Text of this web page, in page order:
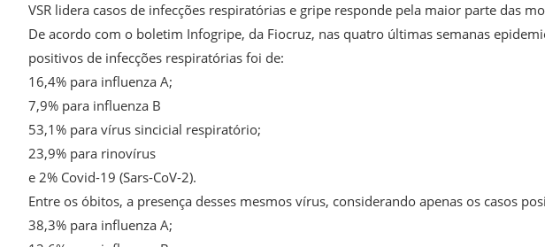
VSR lidera casos de infecções respiratórias e gripe responde pela maior parte das
De acordo com o boletim Infogripe, da Fiocruz, nas quatro últimas semanas
positivos de infecções respiratórias foi de:
16,4% para influenza A;
7,9% para influenza B
53,1% para vírus sincicial respiratório;
23,9% para rinovírus
e 2% Covid-19 (Sars-CoV-2).
Entre os óbitos, a presença desses mesmos vírus, considerando apenas os casos
38,3% para influenza A;